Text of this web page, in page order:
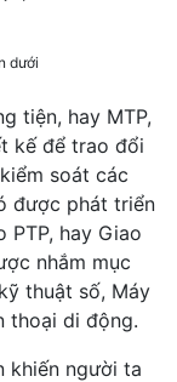
dưới
tiện, hay MTP,
kế để trao đổi
soát các
được phát triển
PTP, hay Giao
nhắm mục
thuật số, Máy
thoại di động.
khiến người ta